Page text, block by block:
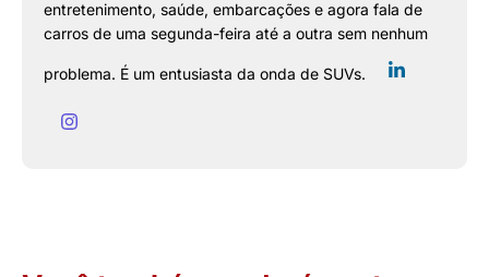
entretenimento, saúde, embarcações e agora fala de
carros de uma segunda-feira até a outra sem nenhum
problema. É um entusiasta da onda de SUVs.